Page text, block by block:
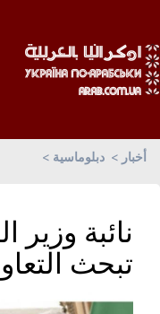
أخبار دبلوماسية
نائبة وزير
تبحث